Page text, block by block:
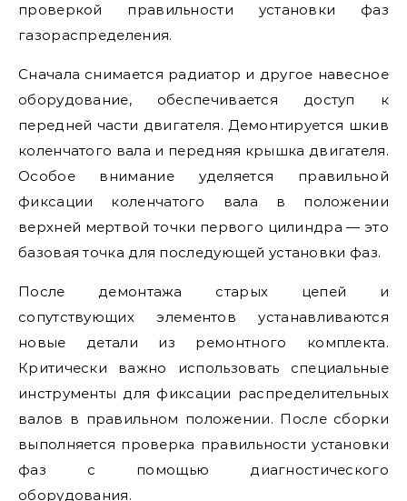
проверкой правильности установки фаз
газораспределения.
Сначала снимается радиатор и другое навесное
оборудование, обеспечивается доступ к
передней части двигателя. Демонтируется шкив
коленчатого вала и передняя крышка двигателя.
Особое внимание уделяется правильной
фиксации коленчатого вала в положении
верхней мертвой точки первого цилиндра — это
базовая точка для последующей установки фаз.
После демонтажа старых цепей и
сопутствующих элементов устанавливаются
новые детали из ремонтного комплекта.
Критически важно использовать специальные
инструменты для фиксации распределительных
валов в правильном положении. После сборки
выполняется проверка правильности установки
фаз с помощью диагностического
оборудования.